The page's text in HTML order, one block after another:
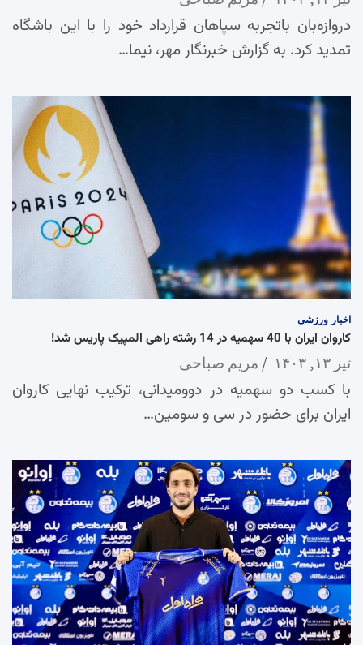
دروازه‌بان باتجربه سپاهان قرارداد خود را با این باشگاه
تمدید کرد. به گزارش خبرنگار مهر، نیما…
اخبار ورزشی
کاروان ایران با 40 سهمیه در 14 رشته راهی المپیک پاریس شد!
تیر ۱۳, ۱۴۰۳ مریم صباحی
با کسب دو سهمیه در دوومیدانی، ترکیب نهایی کاروان
ایران برای حضور در سی و سومین…